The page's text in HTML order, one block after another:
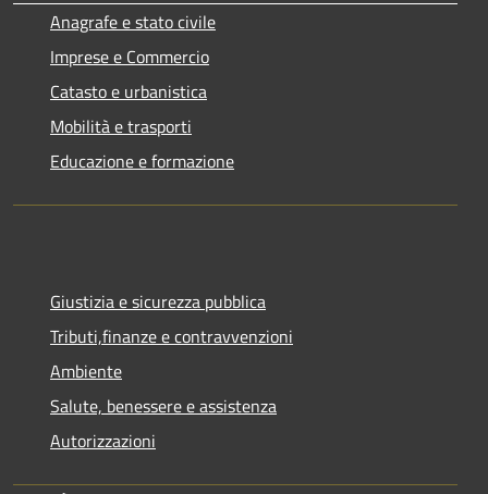
Anagrafe e stato civile
Imprese e Commercio
Catasto e urbanistica
Mobilità e trasporti
Educazione e formazione
Giustizia e sicurezza pubblica
Tributi,finanze e contravvenzioni
Ambiente
Salute, benessere e assistenza
Autorizzazioni